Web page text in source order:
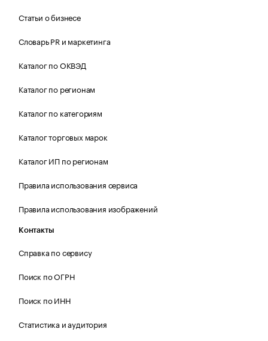
Статьи о бизнесе
Словарь PR и маркетинга
Каталог по ОКВЭД
Каталог по регионам
Каталог по категориям
Каталог торговых марок
Каталог ИП по регионам
Правила использования сервиса
Правила использования изображений
Контакты
Справка по сервису
Поиск по ОГРН
Поиск по ИНН
Статистика и аудитория